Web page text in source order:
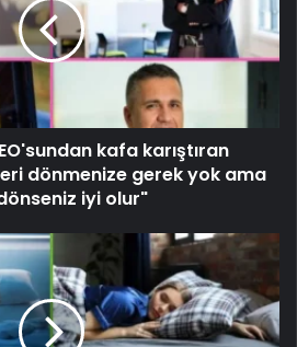
kafa karıştıran
dönmenize gerek yok ama
iyi olur"